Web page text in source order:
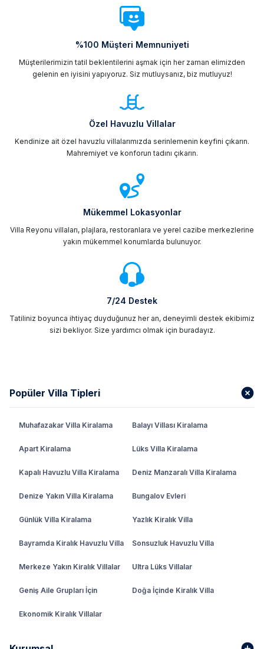
%100 Müşteri Memnuniyeti
Müşterilerimizin tatil beklentilerini aşmak için her zaman elimizden
gelenin en iyisini yapıyoruz. Siz mutluysanız, biz mutluyuz!
Özel Havuzlu Villalar
Kendinize ait özel havuzlu villalarımızda serinlemenin keyfini çıkarın.
Mahremiyet ve konforun tadını çıkarın.
Mükemmel Lokasyonlar
Villa Reyonu villaları, plajlara, restoranlara ve yerel cazibe merkezlerine
yakın mükemmel konumlarda bulunuyor.
7/24 Destek
Tatiliniz boyunca ihtiyaç duyduğunuz her an, deneyimli destek ekibimiz
sizi bekliyor. Size yardımcı olmak için buradayız.
Popüler Villa Tipleri
Muhafazakar Villa Kiralama Balayı Villası Kiralama
Apart Kiralama Lüks Villa Kiralama
Kapalı Havuzlu Villa Kiralama Deniz Manzaralı Villa Kiralama
Denize Yakın Villa Kiralama Bungalov Evleri
Günlük Villa Kiralama Yazlık Kiralık Villa
Bayramda Kiralık Havuzlu Villa Sonsuzluk Havuzlu Villa
Merkeze Yakın Kiralık Villalar Ultra Lüks Villalar
Geniş Aile Grupları İçin Doğa İçinde Kiralık Villa
Ekonomik Kiralık Villalar